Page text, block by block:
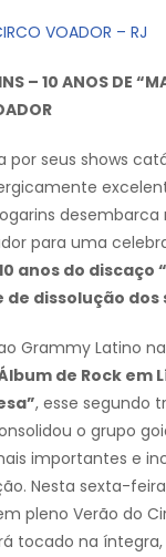
VOADOR – RJ
– 10 ANOS DE
por seus shows
desembarca
para uma
anos do discaço
de dissolução dos
Grammy Latino
de Rock em
, esse segundo
o grupo
importantes e
Nesta sexta-
pleno Verão do
tocado na